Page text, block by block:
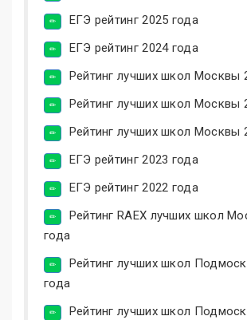
ЕГЭ рейтинг 2025 года
ЕГЭ рейтинг 2024 года
Рейтинг лучших школ Москвы
Рейтинг лучших школ Москвы
Рейтинг лучших школ Москвы
ЕГЭ рейтинг 2023 года
ЕГЭ рейтинг 2022 года
Рейтинг RAEX лучших школ
года
Рейтинг лучших школ
года
Рейтинг лучших школ